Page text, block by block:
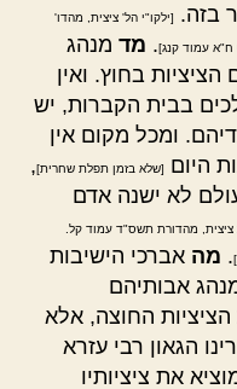
בזה.
[ילקו"י הל' ציצית, מהדו'
עמוד קנג]. מד מנהג
בחוץ. ואין
בבית הקברות, יש
ומכל מקום אין
היום
[שלא בזמן תפלת שחרית],
לא ישנה אדם
ציצית, מהדורת תשס"ד עמוד קל.
. מה אברכי הישיבות
אבותיהם
הציציות החוצה, אלא
הגאון רבי עזרא
את ציציותיו